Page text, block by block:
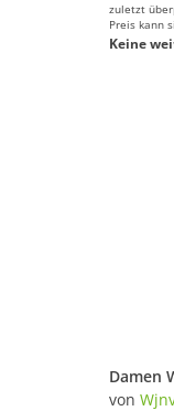
zuletzt
Preis kann
Keine
von